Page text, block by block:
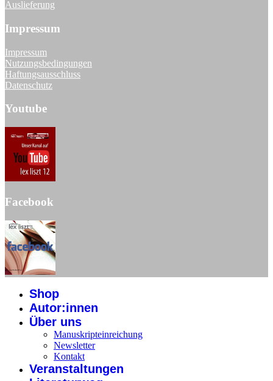
Auslieferung
Impressum
Impressum
Nutzungsbedingungen
Haftungsausschluss
Datenschutz
Youtube
Facebook
Shop
Autor:innen
Über uns
Manuskripteinreichung
Newsletter
Kontakt
Veranstaltungen